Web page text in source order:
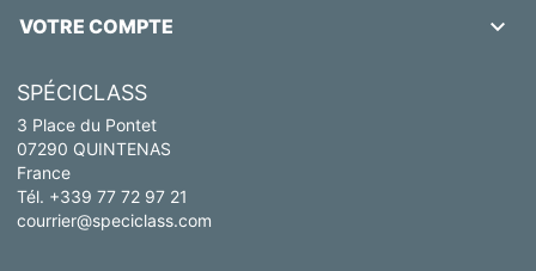
VOTRE COMPTE 
SPÉCICLASS
3 Place du Pontet
07290 QUINTENAS
France
Tél. +339 77 72 97 21
courrier@speciclass.com